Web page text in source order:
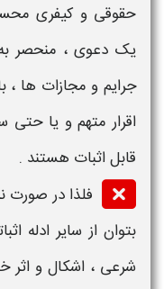
حقوقی و کیفری
یک دعوی ، منحصر
جرایم و مجازات ها
اقرار متهم و یا
قابل اثبات هستند .
فلذا در صورت
بتوان از سایر ادله
شرعی ، اشکال واثر